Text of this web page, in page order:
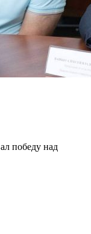
победу над